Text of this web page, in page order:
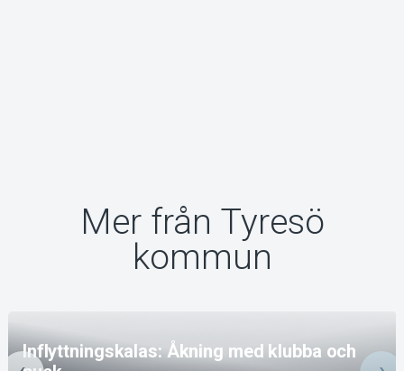
Mer från Tyresö
kommun
Inflyttningskalas: Åkning med klubba och